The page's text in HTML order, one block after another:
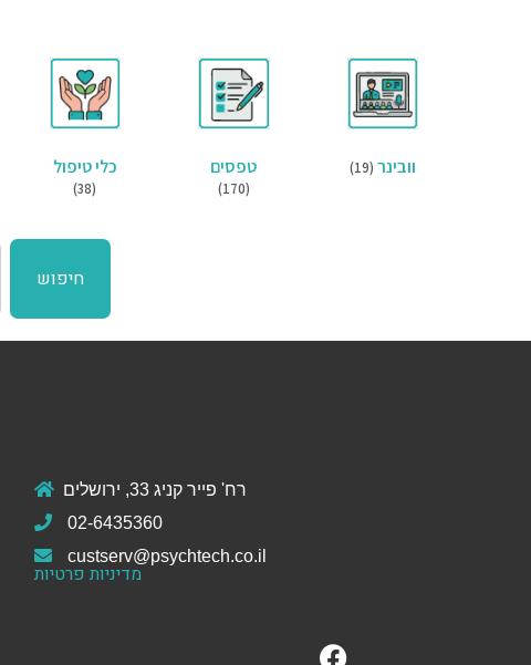
כלי טיפול
(38)
טפסים
(170)
וובינר (19)
חיפוש
רח' פייר קניג 33, ירושלים
02-6435360
custserv@psychtech.co.il
מדיניות פרטיות